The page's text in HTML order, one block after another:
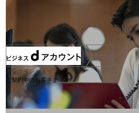
ログイン
オンラインショップ
ご契約中のお客さま
サービス別サポート情報